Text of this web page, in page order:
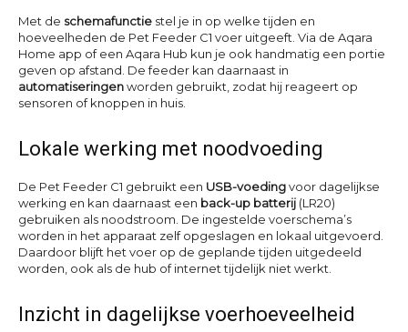
Met de schemafunctie stel je in op welke tijden en
hoeveelheden de Pet Feeder C1 voer uitgeeft. Via de Aqara
Home app of een Aqara Hub kun je ook handmatig een portie
geven op afstand. De feeder kan daarnaast in
automatiseringenworden gebruikt, zodat hij reageert op
sensoren of knoppen in huis.
Lokale werking met noodvoeding
De Pet Feeder C1 gebruikt een USB-voedingvoor dagelijkse
werking en kan daarnaast een back-up batterij (LR20)
gebruiken als noodstroom. De ingestelde voerschema’s
worden in het apparaat zelf opgeslagen en lokaal uitgevoerd.
Daardoor blijft het voer op de geplande tijden uitgedeeld
worden, ook als de hub of internet tijdelijk niet werkt.
Inzicht in dagelijkse voerhoeveelheid